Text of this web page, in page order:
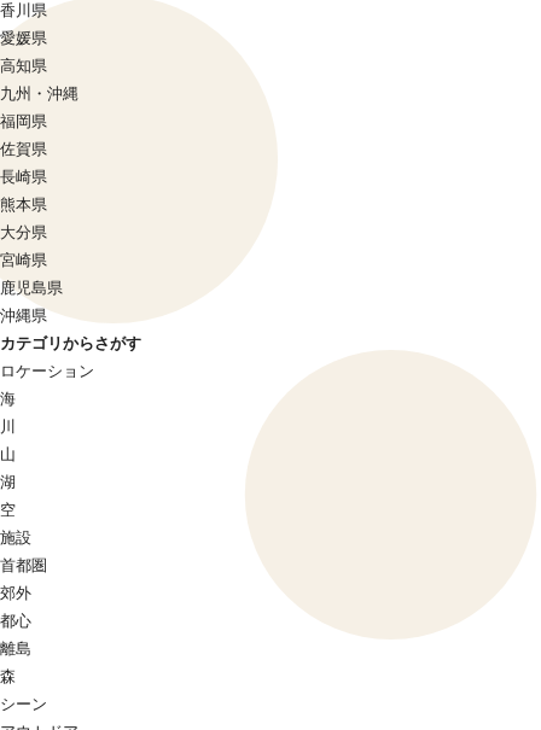
香川県
愛媛県
高知県
九州・沖縄
福岡県
佐賀県
長崎県
熊本県
大分県
宮崎県
鹿児島県
沖縄県
カテゴリからさがす
ロケーション
海
川
山
湖
空
施設
首都圏
郊外
都心
離島
森
シーン